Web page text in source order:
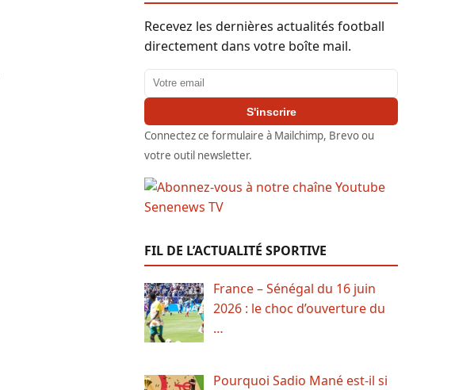
Recevez les dernières actualités football
directement dans votre boîte mail.
Adresse email
S'inscrire
Connectez ce formulaire à Mailchimp, Brevo ou
votre outil newsletter.
FIL DE L’ACTUALITÉ SPORTIVE
France – Sénégal du 16 juin
2026 : le choc d’ouverture du
…
Pourquoi Sadio Mané est-il si